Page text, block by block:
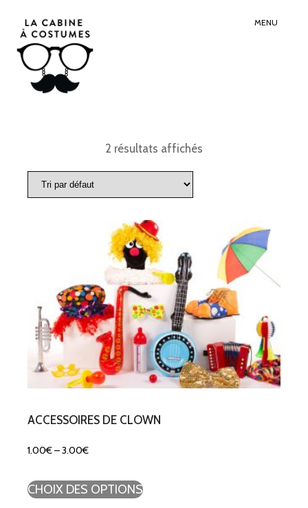
MENU
2 résultats affichés
ACCESSOIRES DE CLOWN
1.00€–3.00€
CHOIX DES OPTIONS